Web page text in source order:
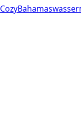
CozyBahamas